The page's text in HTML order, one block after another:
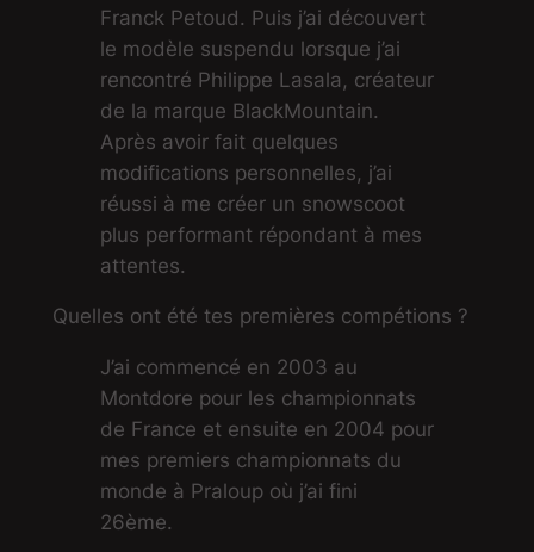
Franck Petoud. Puis j’ai découvert
le modèle suspendu lorsque j’ai
rencontré Philippe Lasala, créateur
de la marque BlackMountain.
Après avoir fait quelques
modifications personnelles, j’ai
réussi à me créer un snowscoot
plus performant répondant à mes
attentes.
Quelles ont été tes premières compétions ?
J’ai commencé en 2003 au
Montdore pour les championnats
de France et ensuite en 2004 pour
mes premiers championnats du
monde à Praloup où j’ai fini
26ème.